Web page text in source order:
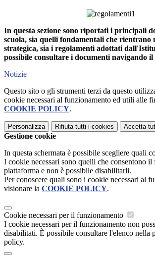
In questa sezione sono riportati i principali
scuola, sia quelli fondamentali che rientrano
strategica, sia i regolamenti adottati
possibile consultare i documenti navigando
Notizie
Questo sito o gli strumenti terzi da questo
cookie necessari al funzionamento ed utili alle
COOKIE POLICY.
Personalizza Rifiuta tutti i cookies Accetta
Gestione cookie
In questa schermata è possibile scegliere quali
I cookie necessari sono quelli che consentono il
piattaforma e non è possibile disabilitarli.
Per conoscere quali sono i cookie necessari al
visionare la COOKIE POLICY.
Cookie necessari per il funzionamento
I cookie necessari per il funzionamento non
disabilitati. È possibile consultare l'elenco nella
policy.